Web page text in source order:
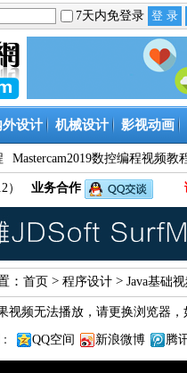
7天内免登录
外设计 机械设计 影视动画
Mastercam2019数控编程视频教
） 业务合作
： 首页 > 程序设计 > Java基础
视频无法播放，请更换浏览器，
QQ空间 新浪微博 腾